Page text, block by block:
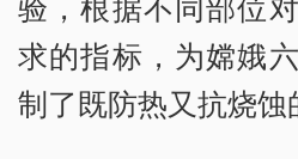
求的指标，为嫦娥
制了既防热又抗烧蚀